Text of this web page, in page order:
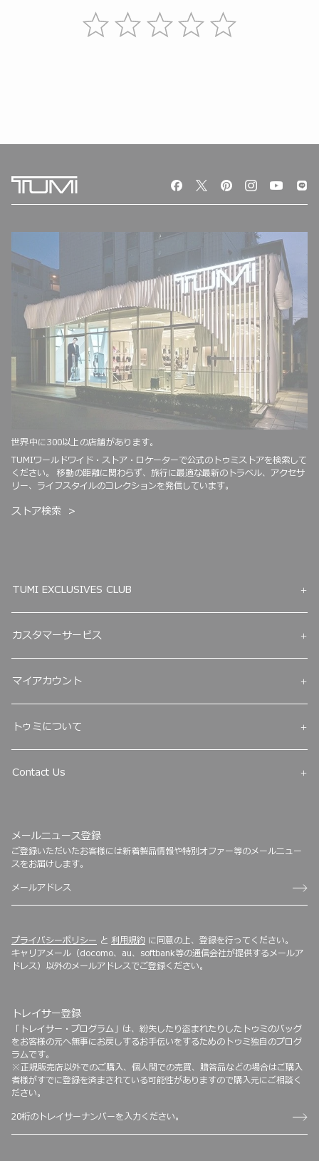
世界中に300以上の店舗があります。
TUMIワールドワイド・ストア・ロケーターで公式のトゥミストアを検索して
ください。 移動の距離に関わらず、旅行に最適な最新のトラベル、アクセサ
リー、ライフスタイルのコレクションを発信しています。
ストア検索
TUMI EXCLUSIVES CLUB
カスタマーサービス
マイアカウント
トゥミについて
Contact Us
メールニュース登録
ご登録いただいたお客様には新着製品情報や特別オファー等のメールニュー
スをお届けします。
プライバシーポリシー と 利用規約 に同意の上、登録を行ってください。
キャリアメール（docomo、au、softbank等の通信会社が提供するメールア
ドレス）以外のメールアドレスでご登録ください。
トレイサー登録
「トレイサー・プログラム」は、紛失したり盗まれたりしたトゥミのバッグ
をお客様の元へ無事にお戻しするお手伝いをするためのトゥミ独自のプログ
ラムです。
※正規販売店以外でのご購入、個人間での売買、贈答品などの場合はご購入
者様がすでに登録を済まされている可能性がありますので購入元にご相談く
ださい。